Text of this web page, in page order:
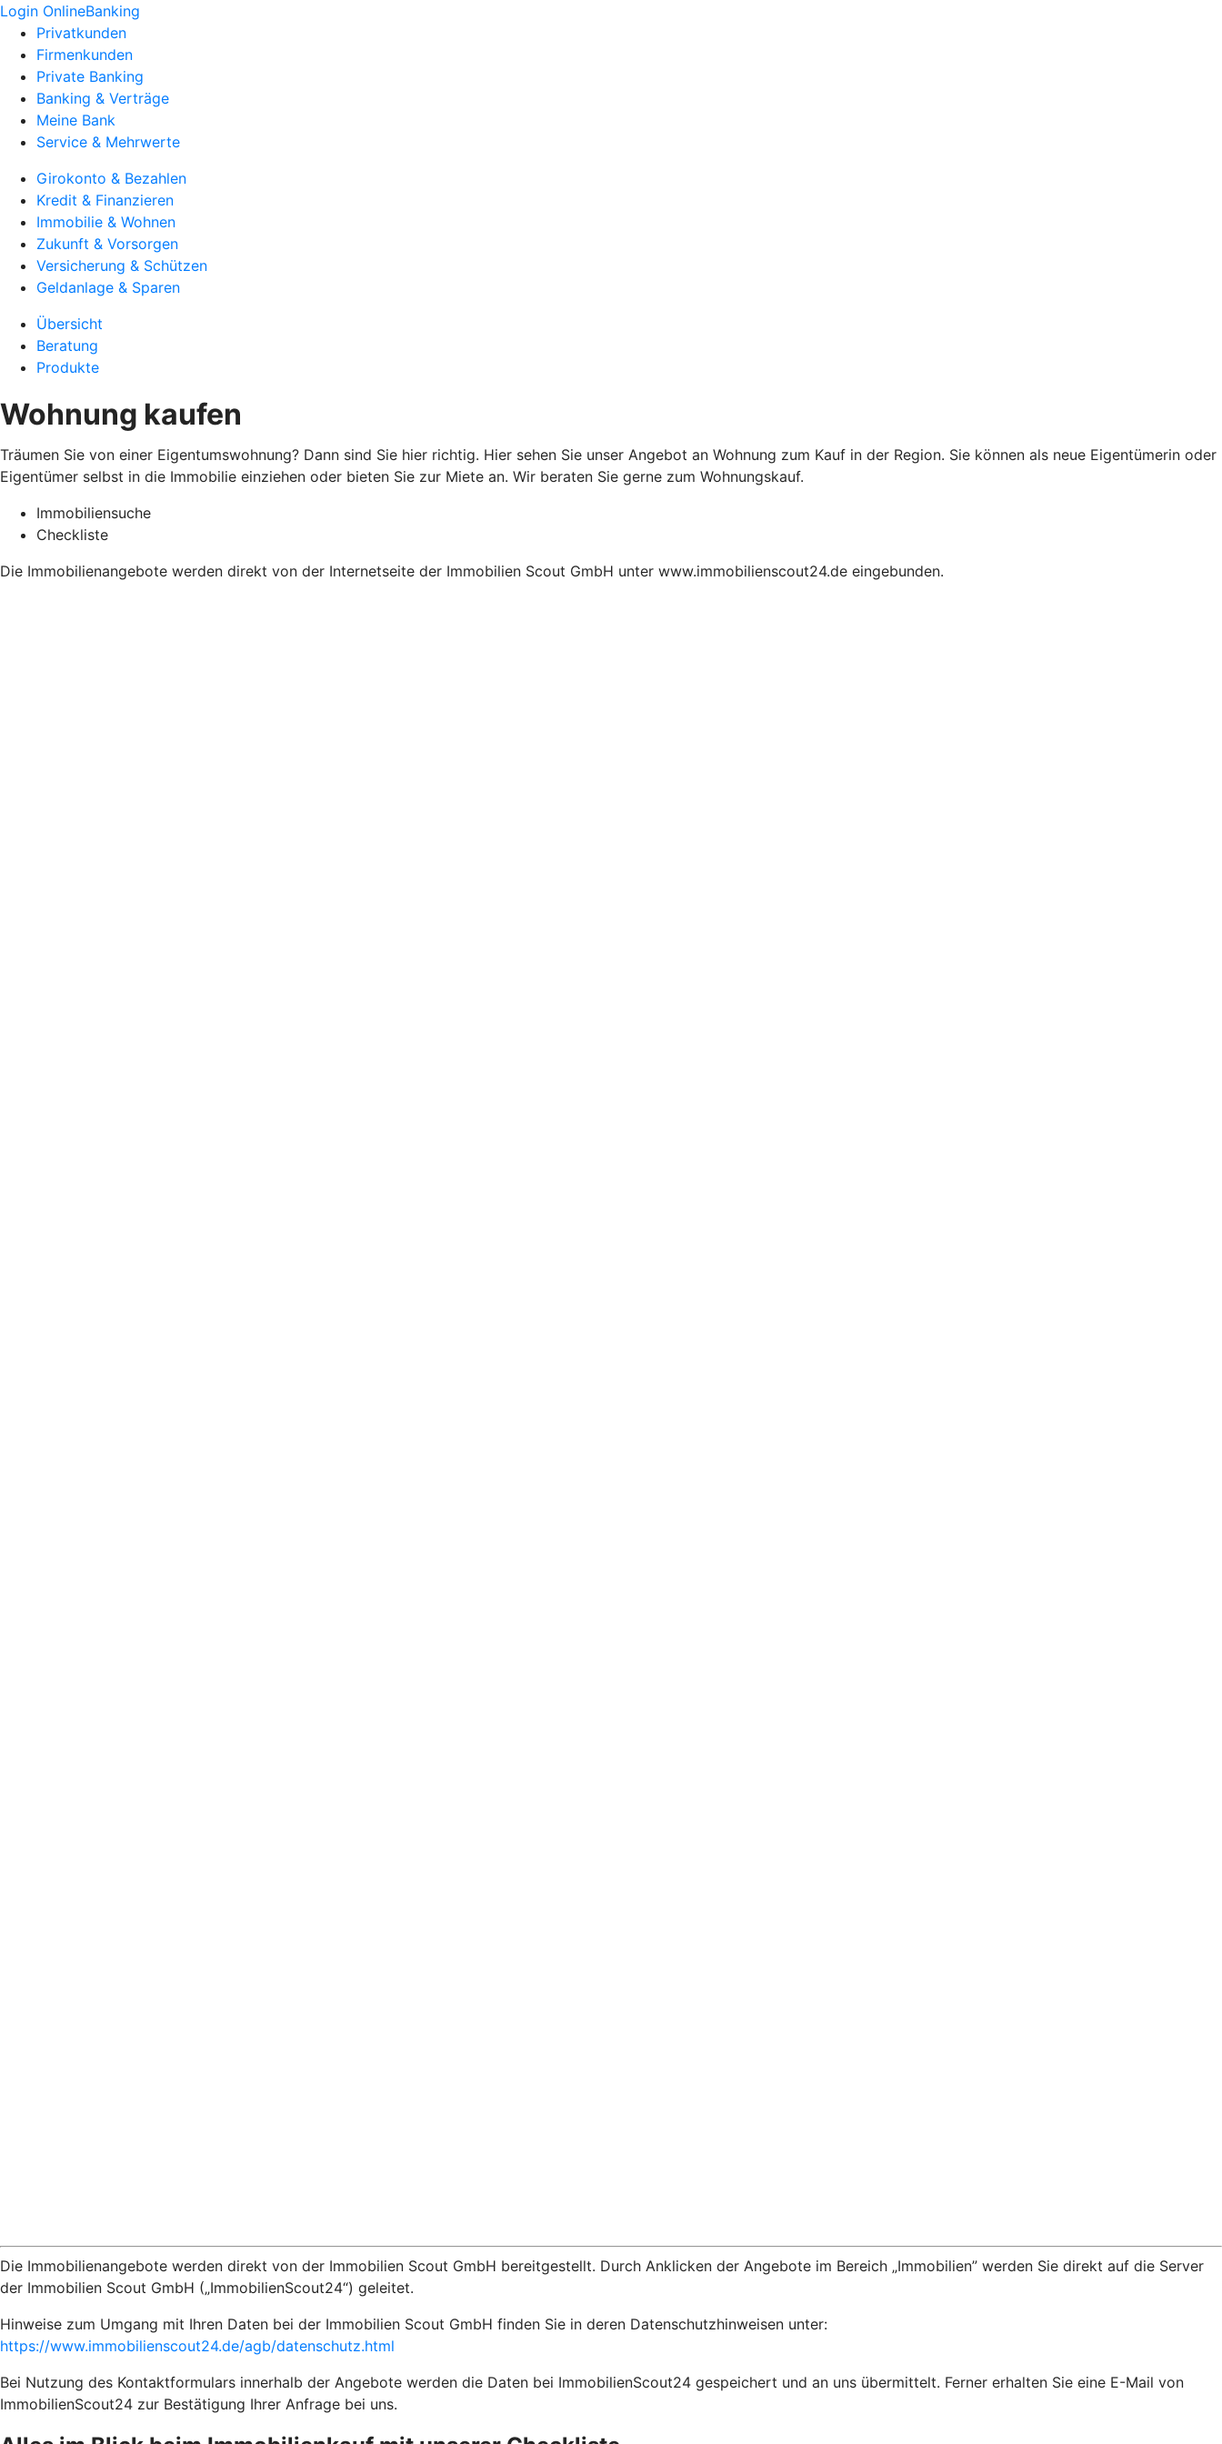
Login OnlineBanking
Privatkunden
Firmenkunden
Private Banking
Banking & Verträge
Meine Bank
Service & Mehrwerte
Girokonto & Bezahlen
Kredit & Finanzieren
Immobilie & Wohnen
Zukunft & Vorsorgen
Versicherung & Schützen
Geldanlage & Sparen
Übersicht
Beratung
Produkte
Wohnung kaufen
Träumen Sie von einer Eigentumswohnung? Dann sind Sie hier richtig. Hier sehen Sie unser Angebot an Wohnung zum Kauf in der Region. Sie können als neue Eigentümerin oder
Eigentümer selbst in die Immobilie einziehen oder bieten Sie zur Miete an. Wir beraten Sie gerne zum Wohnungskauf.
Immobiliensuche
Checkliste
Die Immobilienangebote werden direkt von der Internetseite der Immobilien Scout GmbH unter www.immobilienscout24.de eingebunden.
Die Immobilienangebote werden direkt von der Immobilien Scout GmbH bereitgestellt. Durch Anklicken der Angebote im Bereich „Immobilien” werden Sie direkt auf die Server
der Immobilien Scout GmbH („ImmobilienScout24“) geleitet.
Hinweise zum Umgang mit Ihren Daten bei der Immobilien Scout GmbH finden Sie in deren Datenschutzhinweisen unter:
https://www.immobilienscout24.de/agb/datenschutz.html
Bei Nutzung des Kontaktformulars innerhalb der Angebote werden die Daten bei ImmobilienScout24 gespeichert und an uns übermittelt. Ferner erhalten Sie eine E-Mail von
ImmobilienScout24 zur Bestätigung Ihrer Anfrage bei uns.